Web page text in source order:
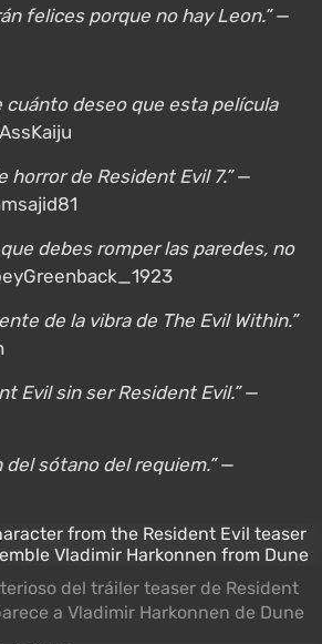
felices porque no hay Leon.”—
cuánto deseo que esta película
horror de Resident Evil 7.”—
que debes romper las paredes, no
de la vibra de The Evil Within.”
Evil sin ser Resident Evil.”—
del sótano del requiem.”—
del tráiler teaser de Resident
a Vladimir Harkonnen de Dune